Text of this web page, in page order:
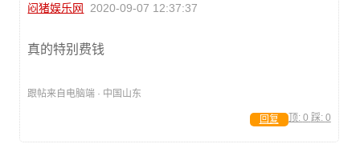
闷猪娱乐网 2020-09-07 12:37:37
真的特别费钱
跟帖来自电脑端 · 中国山东
顶: 0 踩: 0
回复